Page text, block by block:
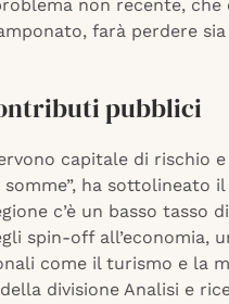
non recente, che
farà perdere
pubblici
capitale di rischio
ha sottolineato
c’è un basso tasso di
spin-off all’economia,
come il turismo e la
divisione Analisi e